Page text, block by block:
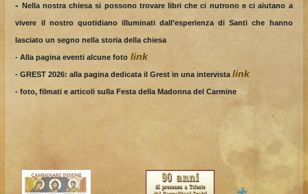
- Nella nostra chiesa si possono trovare libri che ci nutrono e ci aiutano a
vivere il nostro quotidiano illuminati dall’esperienza di Santi che hanno
lasciato un segno nella storia della chiesa
- Alla pagina eventi alcune foto link
- GREST 2026: alla pagina dedicata il Grest in una intervistalink
- foto, filmati e articoli sulla Festa della Madonna del Carmine